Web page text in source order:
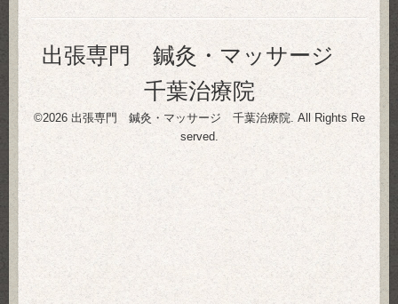
出張専門 鍼灸・マッサージ
千葉治療院
©2026 出張専門 鍼灸・マッサージ 千葉治療院. All Rights Re
served.